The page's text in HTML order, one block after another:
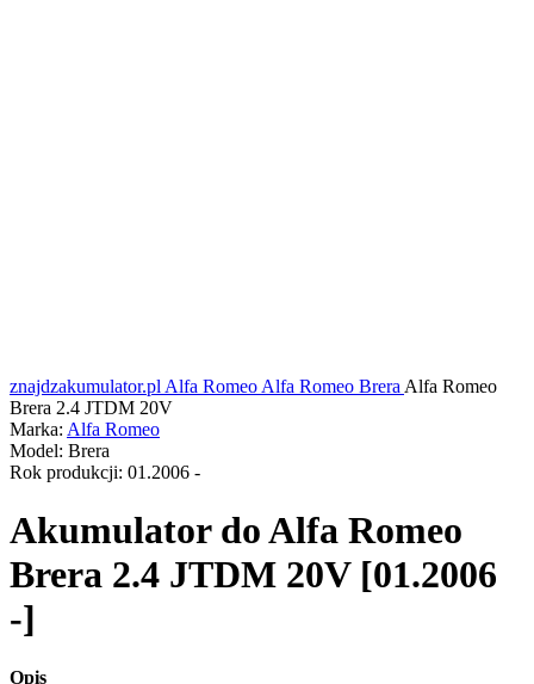
znajdzakumulator.pl Alfa Romeo Alfa Romeo Brera Alfa Romeo
Brera 2.4 JTDM 20V
Marka: Alfa Romeo
Model: Brera
Rok produkcji: 01.2006 -
Akumulator doAlfa Romeo
Brera 2.4 JTDM 20V [01.2006
-]
Opis